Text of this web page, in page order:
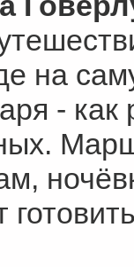
на
- как